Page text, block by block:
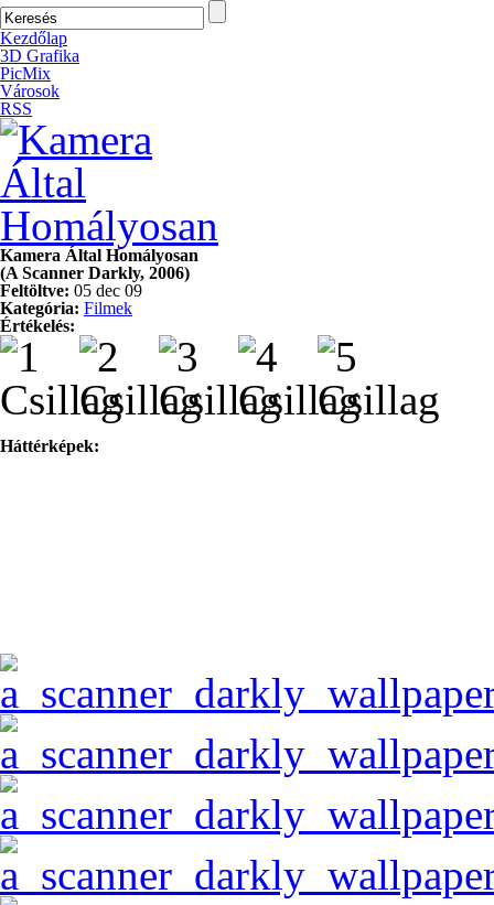
Kezdőlap
3D Grafika
PicMix
Városok
RSS
Kamera Által Homályosan
(A Scanner Darkly, 2006)
Feltöltve: 05 dec 09
Kategória: Filmek
Értékelés:
Háttérképek: